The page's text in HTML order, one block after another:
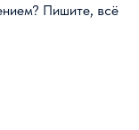
Пишите, всё